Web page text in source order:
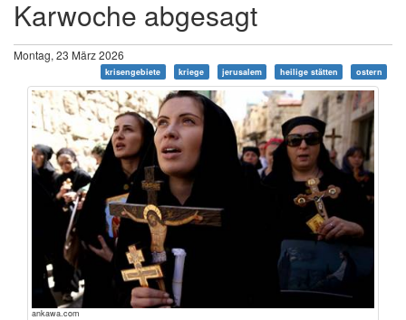
Karwoche abgesagt
Montag, 23 März 2026
krisengebiete kriege jerusalem heilige stätten ostern
ankawa.com